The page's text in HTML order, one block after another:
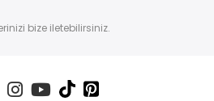
bize iletebilirsiniz.